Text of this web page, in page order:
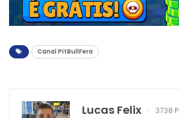
Canal PitBullFera
Lucas Felix 3738